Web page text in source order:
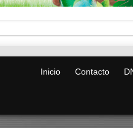
Inicio Contacto